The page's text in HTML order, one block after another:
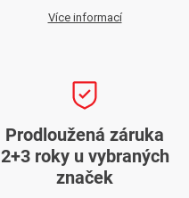
Více informací
Prodloužená záruka
2+3 roky u vybraných
značek